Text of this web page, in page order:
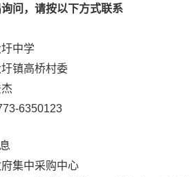
问，请按以下方式联系
中学
镇高桥村委
6350123
集中采购中心